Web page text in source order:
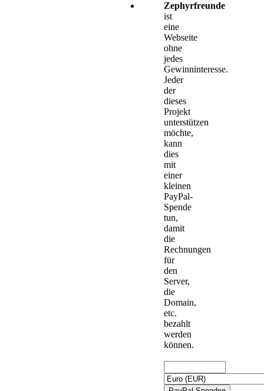
Zephyrfreunde
ist
eine
Webseite
ohne
jedes
Gewinninteresse.
Jeder
der
dieses
Projekt
unterstützen
möchte,
kann
dies
mit
einer
kleinen
PayPal-
Spende
tun,
damit
die
Rechnungen
für
den
Server,
die
Domain,
etc.
bezahlt
werden
können.